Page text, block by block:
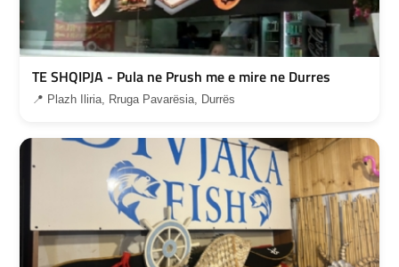
TE SHQIPJA - Pula ne Prush me e mire ne Durres
📍 Plazh Iliria, Rruga Pavarësia, Durrës